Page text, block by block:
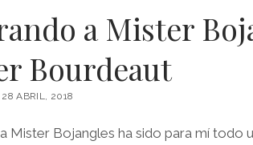
a Mister
Bourdeaut
ABRIL, 2018
Mister Bojangles ha sido para mí todo